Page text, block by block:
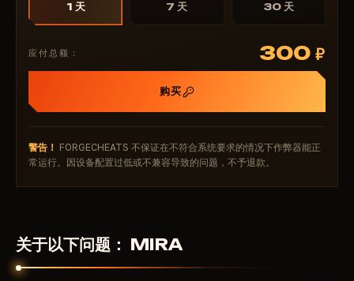
提升舒适度和隐蔽性的其他实用工具
⚡ 低帧率影响：性能影响极小，稳定 60+ FPS
Mira 在 2026 年的技术可靠性 Mira 针对无缝操作进行了
更低版本，64 位）。该硬件 ID 欺骗器可绕过全局封禁，
单人生存玩家：透视和过滤器，助您安全刷怪和探索。
狙击手：静音瞄准和骷髅显示，助您精准射击，无后顾之
1 天 7 天 30 天
应付总额： 300 ₽
购买
警告！ FORGECHEATS 不保证在不符合系统要求的情况下作弊器能正
常运行。因设备配置过低或不兼容导致的问题，不予退款。
关于以下问题： MIRA